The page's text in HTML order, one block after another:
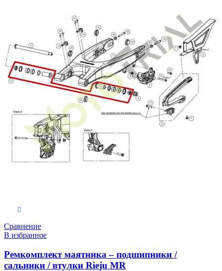
Сравнение
В избранное
Ремкомплект маятника – подшипники /
сальники / втулки Rieju MR